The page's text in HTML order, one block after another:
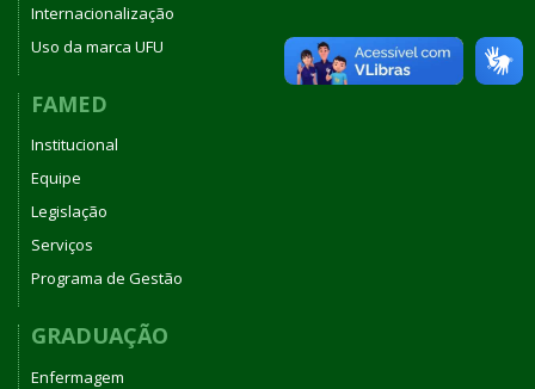
Internacionalização
Uso da marca UFU
FAMED
Institucional
Equipe
Legislação
Serviços
Programa de Gestão
GRADUAÇÃO
Enfermagem